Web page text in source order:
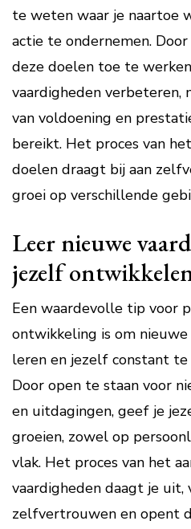
te weten waar je naartoe
actie te ondernemen.
deze doelen toe te
vaardigheden verbeteren,
van voldoening en
bereikt. Het proces van
doelen draagt bij aan
groei op verschillende
Leer nieuwe
jezelf
Een waardevolle tip voor
ontwikkeling is om
leren en jezelf constant
Door open te staan voor
en uitdagingen, geef je
groeien, zowel op
vlak. Het proces van het
vaardigheden daagt je uit,
zelfvertrouwen en opent